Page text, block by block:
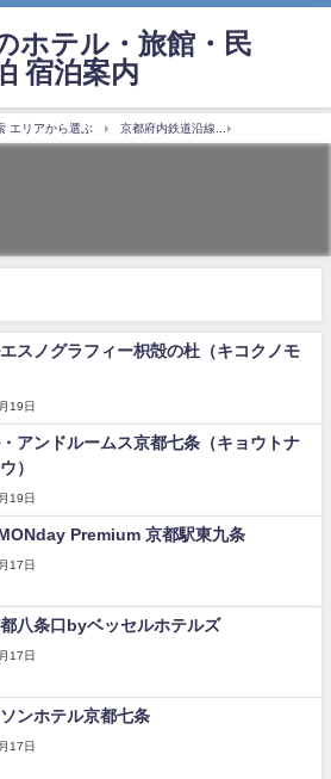
ホテル・旅館・民
宿泊案内
エリアから選ぶ 京都府内鉄道沿線
スノグラフィー枳殻の杜（キコクノモ
19日
アンドルームス京都七条（キョウトナ
）
19日
Premium 京都駅東九条
17日
八条口byベッセルホテルズ
17日
ンホテル京都七条
17日